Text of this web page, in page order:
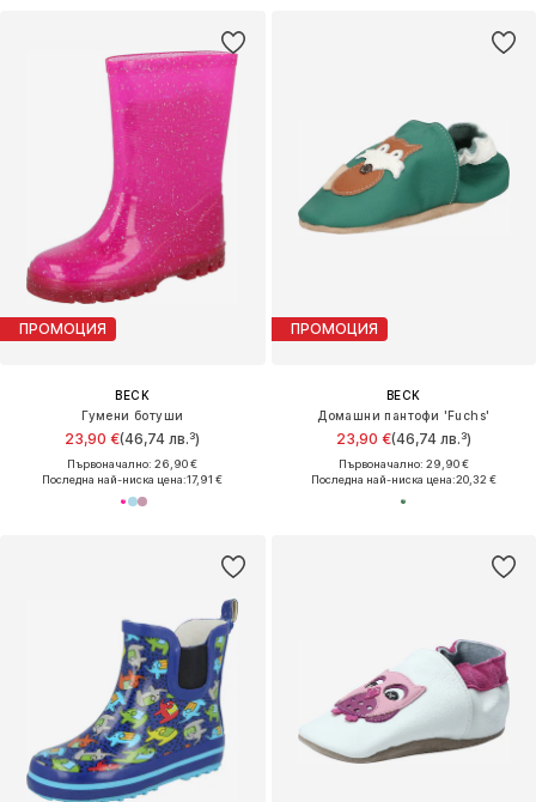
ПРОМОЦИЯ
BECK
Гумени ботуши
23,90 €(46,74 лв.³)
Първоначално: 26,90 €
Последна най-ниска цена:17,91 €
ПРОМОЦИЯ
BECK
Домашни пантофи 'Fuchs'
23,90 €(46,74 лв.³)
Първоначално: 29,90 €
Последна най-ниска цена:20,32 €